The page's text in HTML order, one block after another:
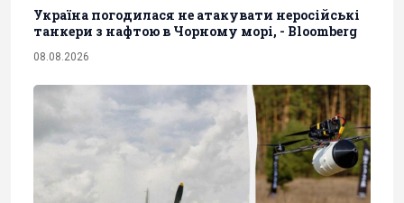
Україна погодилася не атакувати неросійські
танкери з нафтою в Чорному морі, - Bloomberg
08.08.2026